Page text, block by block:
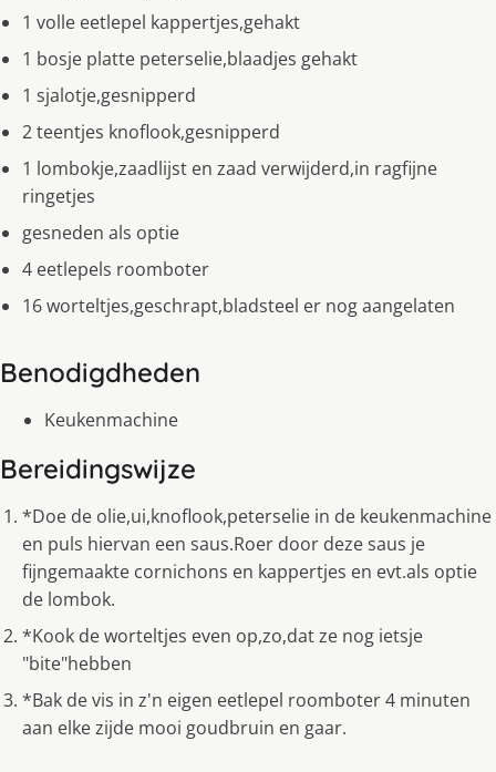
1 volle eetlepel kappertjes,gehakt
1 bosje platte peterselie,blaadjes gehakt
1 sjalotje,gesnipperd
2 teentjes knoflook,gesnipperd
1 lombokje,zaadlijst en zaad verwijderd,in ragfijne
ringetjes
gesneden als optie
4 eetlepels roomboter
16 worteltjes,geschrapt,bladsteel er nog aangelaten
Benodigdheden
Keukenmachine
Bereidingswijze
*Doe de olie,ui,knoflook,peterselie in de keukenmachine
en puls hiervan een saus.Roer door deze saus je
fijngemaakte cornichons en kappertjes en evt.als optie
de lombok.
*Kook de worteltjes even op,zo,dat ze nog ietsje
"bite"hebben
*Bak de vis in z'n eigen eetlepel roomboter 4 minuten
aan elke zijde mooi goudbruin en gaar.